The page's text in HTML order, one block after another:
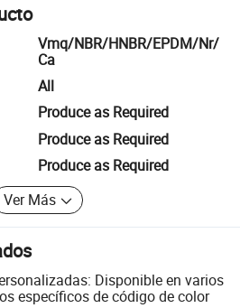
Vmq/NBR/HNBR/EPDM/Nr/
Ca
All
Produce as Required
Produce as Required
Produce as Required
Ver Más
Disponible en varios
específicos de código de color